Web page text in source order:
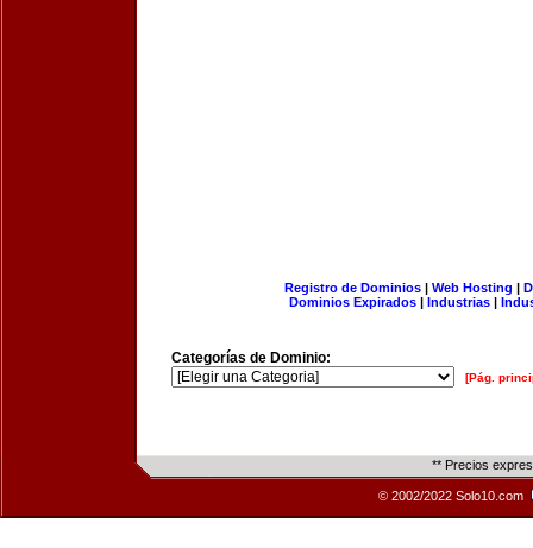
Registro de Dominios| Web Hosting |
Dominios Expirados | Industrias |
Categorías de Dominio:
[Pág.
** Precios
© 2002/2022 Solo10.com